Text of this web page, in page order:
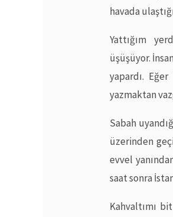
havada
Yattığım
üşüşüyor.
yapardı.
yazmaktan
Sabah
üzerinden
evvel
saat sonra
Kahvaltımı